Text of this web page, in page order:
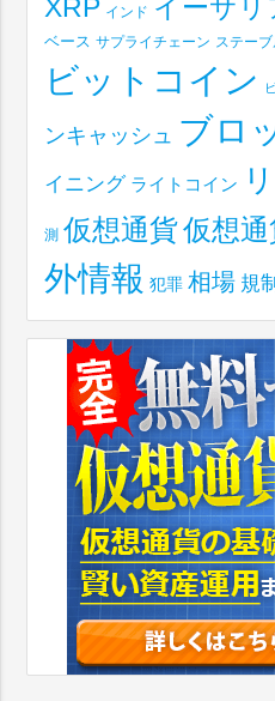
XRP インド イーサリ
ベース サプライチェーン ステー
ビットコイン
ンキャッシュ ブロ
イニング ライトコイン
測 仮想通貨仮想
外情報 犯罪 相場 規制